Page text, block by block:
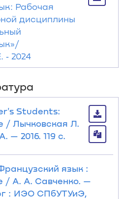
Рабочая
дисциплины
2024
Students:
/ Лычковская Л.
— 2016. 119 с.
язык :
/ А. А. Савченко. —
: ИЭО СПбУТУиЭ,